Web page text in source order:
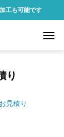
工も可能です
り
見積り